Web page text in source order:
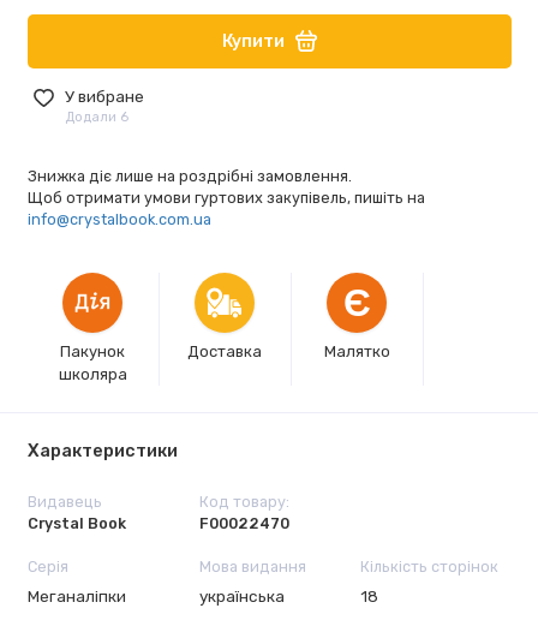
Купити
У вибране
Додали 6
Знижка діє лише на роздрібні замовлення.
Щоб отримати умови гуртових закупівель, пишіть на
info@crystalbook.com.ua
Пакунок
школяра
Доставка
Є
Малятко
Характеристики
Видавець
Crystal Book
Код товару:
F00022470
Серія
Меганаліпки
Мова видання
українська
Кількість сторінок
18